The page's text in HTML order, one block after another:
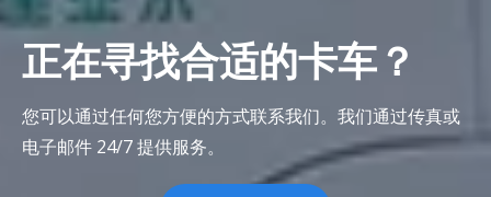
正在寻找合适的卡车？
您可以通过任何您方便的方式联系我们。我们通过传真或
电子邮件 24/7 提供服务。